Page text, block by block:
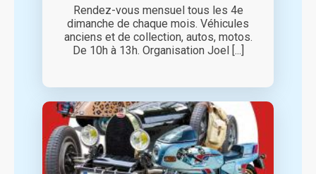
Rendez-vous mensuel tous les 4e
dimanche de chaque mois. Véhicules
anciens et de collection, autos, motos.
De 10h à 13h. Organisation Joel [...]